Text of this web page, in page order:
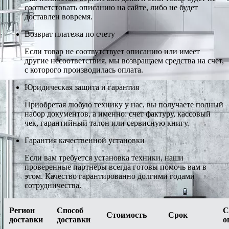
соответстовать описанию на сайте, либо не будет
доставлен вовремя.
Возврат платежа по счету
Если товар не соотвутствует описанию или имеет
другие несоответствия, мы возвращаем средства на счет,
с которого производилась оплата.
Юридическая защита и гарантия
Приобретая любую технику у нас, вы получаете полный
набор документов, а именно: счет фактуру, кассовый
чек, гарантийный талон или сервисную книгу.
Гарантия качественной установки
Если вам требуется установка техники, наши
проверенные партнеры всегда готовы помочь вам в
этом. Качество гарантированно долгими годами
сотрудничества.
Регион
доставки
Способ
доставки
Стоимость Срок